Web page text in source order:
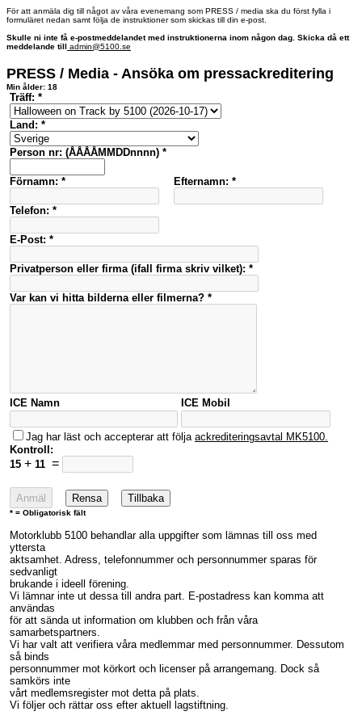
För att anmäla dig till något av våra evenemang som PRESS / media ska du först fylla i
formuläret nedan samt följa de instruktioner som skickas till din e-post.
Skulle ni inte få e-postmeddelandet med instruktionerna inom någon dag. Skicka då ett
meddelande till admin@5100.se
PRESS / Media - Ansöka om pressackreditering
Min ålder: 18
Träff: *
Land: *
Person nr: (ÅÅÅÅMMDDnnnn) *
Förnamn: * Efternamn: *
Telefon: *
E-Post: *
Privatperson eller firma (ifall firma skriv vilket): *
Var kan vi hitta bilderna eller filmerna? *
ICE Namn ICE Mobil
Jag har läst och accepterar att följa ackrediteringsavtal MK5100.
Kontroll:
15 + 11 =
* = Obligatorisk fält
Motorklubb 5100 behandlar alla uppgifter som lämnas till oss med
yttersta
aktsamhet. Adress, telefonnummer och personnummer sparas för
sedvanligt
brukande i ideell förening.
Vi lämnar inte ut dessa till andra part. E-postadress kan komma att
användas
för att sända ut information om klubben och från våra
samarbetspartners.
Vi har valt att verifiera våra medlemmar med personnummer. Dessutom
så binds
personnummer mot körkort och licenser på arrangemang. Dock så
samkörs inte
vårt medlemsregister mot detta på plats.
Vi följer och rättar oss efter aktuell lagstiftning.